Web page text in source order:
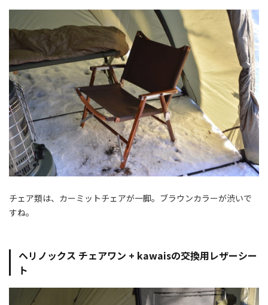
チェア類は、カーミットチェアが一脚。ブラウンカラーが渋いで
すね。
ヘリノックス チェアワン + kawaisの交換用レザーシー
ト